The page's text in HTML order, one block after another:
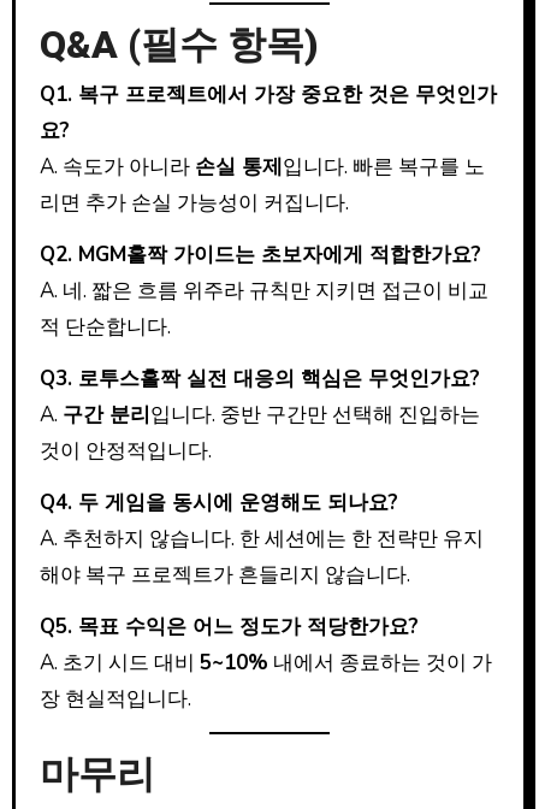
Q&A (필수 항목)
Q1. 복구 프로젝트에서 가장 중요한 것은 무엇인가
요?
A. 속도가 아니라 손실 통제입니다. 빠른 복구를 노
리면 추가 손실 가능성이 커집니다.
Q2. MGM홀짝 가이드는 초보자에게 적합한가요?
A. 네. 짧은 흐름 위주라 규칙만 지키면 접근이 비교
적 단순합니다.
Q3. 로투스홀짝 실전 대응의 핵심은 무엇인가요?
A. 구간 분리입니다. 중반 구간만 선택해 진입하는
것이 안정적입니다.
Q4. 두 게임을 동시에 운영해도 되나요?
A. 추천하지 않습니다. 한 세션에는 한 전략만 유지
해야 복구 프로젝트가 흔들리지 않습니다.
Q5. 목표 수익은 어느 정도가 적당한가요?
A. 초기 시드 대비 5~10% 내에서 종료하는 것이 가
장 현실적입니다.
마무리